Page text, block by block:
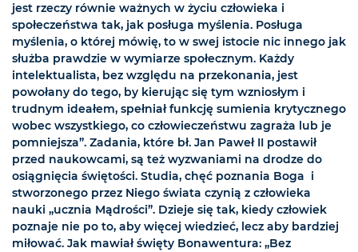
jest rzeczy równie ważnych w życiu człowieka i
społeczeństwa tak, jak posługa myślenia. Posługa
myślenia, o której mówię, to w swej istocie nic innego jak
służba prawdzie w wymiarze społecznym. Każdy
intelektualista, bez względu na przekonania, jest
powołany do tego, by kierując się tym wzniosłym i
trudnym ideałem, spełniał funkcję sumienia krytycznego
wobec wszystkiego, co człowieczeństwu zagraża lub je
pomniejsza”. Zadania, które bł. Jan Paweł II postawił
przed naukowcami, są też wyzwaniami na drodze do
osiągnięcia świętości. Studia, chęć poznania Boga i
stworzonego przez Niego świata czynią z człowieka
nauki „ucznia Mądrości”. Dzieje się tak, kiedy człowiek
poznaje nie po to, aby więcej wiedzieć, lecz aby bardziej
miłować. Jak mawiał święty Bonawentura: „Bez